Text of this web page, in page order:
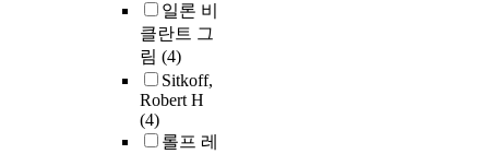
일론 비
클란트 그
림 (4)
Sitkoff,
Robert H
(4)
롤프 레